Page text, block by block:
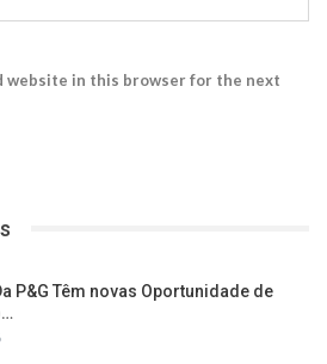
website in this browser for the next
P&G Têm novas Oportunidade de